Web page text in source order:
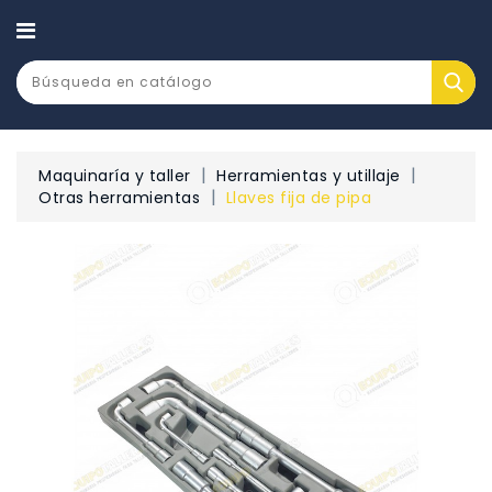
CATEGORÍA
Maquinaría y taller
Herramientas y utillaje
Otras herramientas
Llaves fija de pipa